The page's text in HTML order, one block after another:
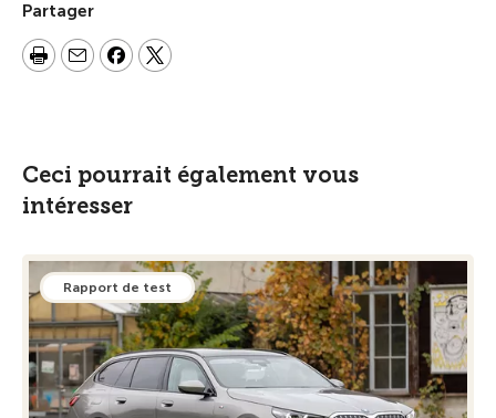
Partager
Ceci pourrait également vous
intéresser
Rapport de test